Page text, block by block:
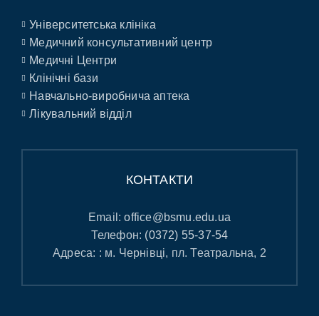
Університетська клініка
Медичний консультативний центр
Медичні Центри
Клінічні бази
Навчально-виробнича аптека
Лікувальний відділ
КОНТАКТИ
Email:office@bsmu.edu.ua
Телефон: (0372) 55-37-54
Адреса: : м. Чернівці, пл. Театральна, 2